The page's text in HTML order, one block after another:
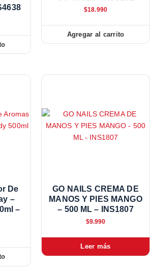
$18.990
Agregar al carrito
De
–
–
GO NAILS CREMA DE
MANOS Y PIES MANGO
– 500 ML – INS1807
$9.990
Leer más